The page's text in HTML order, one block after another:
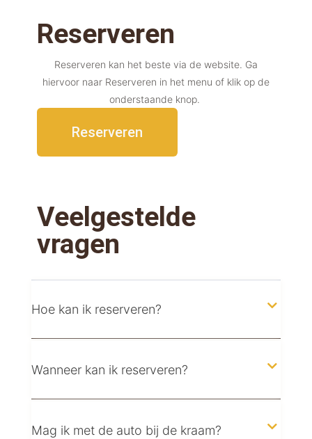
Reserveren
Reserveren kan het beste via de website. Ga
hiervoor naar Reserveren in het menu of klik op de
onderstaande knop.
Reserveren
Veelgestelde
vragen
Hoe kan ik reserveren?
Wanneer kan ik reserveren?
Mag ik met de auto bij de kraam?